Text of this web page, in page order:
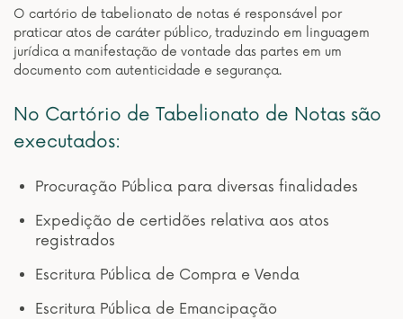
O cartório de tabelionato de notas é responsável por
praticar atos de caráter público, traduzindo em linguagem
jurídica a manifestação de vontade das partes em um
documento com autenticidade e segurança.
No Cartório de Tabelionato de Notas são
executados:
Procuração Pública para diversas finalidades
Expedição de certidões relativa aos atos
registrados
Escritura Pública de Compra e Venda
Escritura Pública de Emancipação